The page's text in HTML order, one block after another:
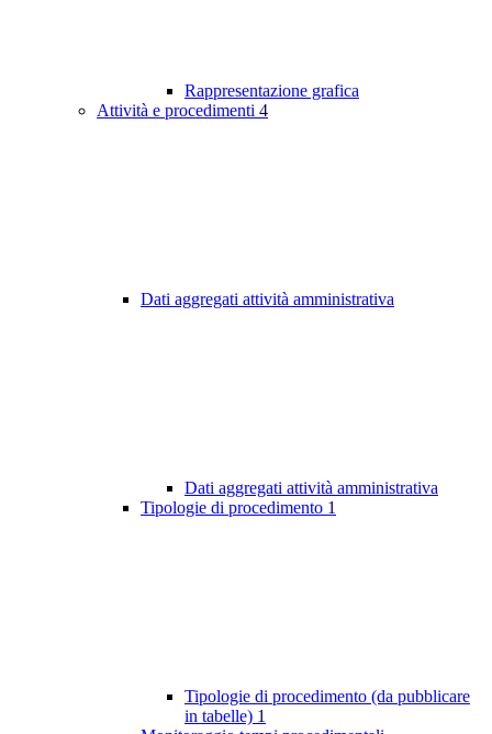
Rappresentazione grafica
Attività e procedimenti 4
Dati aggregati attività amministrativa
Dati aggregati attività amministrativa
Tipologie di procedimento 1
Tipologie di procedimento (da pubblicare
in tabelle) 1